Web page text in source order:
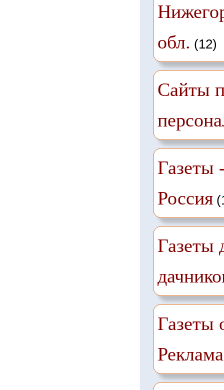
обл. (12)
Сайты
Газеты
Россия
Газеты
Газеты